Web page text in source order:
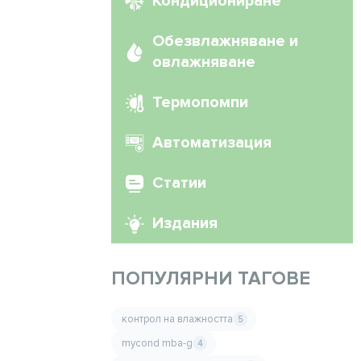
Обезвлажняване и
овлажняване
Термопомпи
Автоматизация
Статии
Издания
ПОПУЛЯРНИ ТАГОВЕ
контрол на влажността 5
mycond mba-g 4